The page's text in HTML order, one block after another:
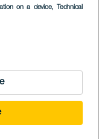
on a device, Technical